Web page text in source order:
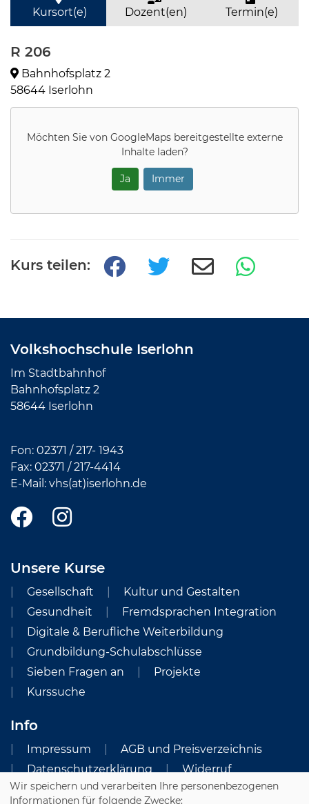
Kursort(e) Dozent(en) Termin(e)
R 206
Bahnhofsplatz 2
58644 Iserlohn
Möchten Sie von GoogleMapsbereitgestellte externe
Inhalte laden?
Ja Immer
Kurs teilen:
Volkshochschule Iserlohn
Im Stadtbahnhof
Bahnhofsplatz 2
58644 Iserlohn
Fon: 02371 / 217- 1943
Fax: 02371 /217-4414
E-Mail: vhs(at)iserlohn.de
Unsere Kurse
Gesellschaft
Kultur und Gestalten
Gesundheit
Fremdsprachen Integration
Digitale & Berufliche Weiterbildung
Grundbildung-Schulabschlüsse
Sieben Fragen an
Projekte
Kurssuche
Info
Impressum
AGB und Preisverzeichnis
Datenschutzerklärung
Widerruf
Cookie Einstellungen
Wir speichern und verarbeiten Ihre personenbezogenen
Informationen für folgende Zwecke: